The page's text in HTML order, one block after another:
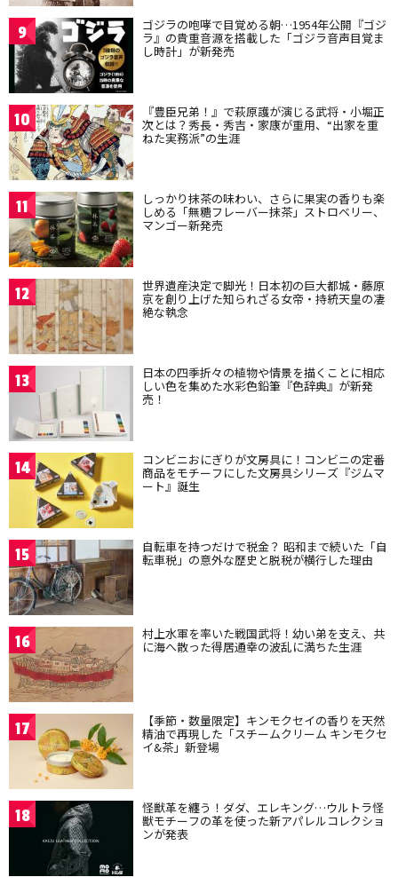
9 ゴジラの咆哮で目覚める朝…1954年公開『ゴジ
ラ』の貴重音源を搭載した「ゴジラ音声目覚ま
し時計」が新発売
10 『豊臣兄弟！』で萩原護が演じる武将・小堀正
次とは？秀長・秀吉・家康が重用、“出家を重
ねた実務派”の生涯
11 しっかり抹茶の味わい、さらに果実の香りも楽
しめる「無糖フレーバー抹茶」ストロベリー、
マンゴー新発売
12 世界遺産決定で脚光！日本初の巨大都城・藤原
京を創り上げた知られざる女帝・持統天皇の凄
絶な執念
13 日本の四季折々の植物や情景を描くことに相応
しい色を集めた水彩色鉛筆『色辞典』が新発
売！
14 コンビニおにぎりが文房具に！コンビニの定番
商品をモチーフにした文房具シリーズ『ジムマ
ート』誕生
15 自転車を持つだけで税金？ 昭和まで続いた「自
転車税」の意外な歴史と脱税が横行した理由
16 村上水軍を率いた戦国武将！幼い弟を支え、共
に海へ散った得居通幸の波乱に満ちた生涯
17 【季節・数量限定】キンモクセイの香りを天然
精油で再現した「スチームクリーム キンモクセ
イ&茶」新登場
18 怪獣革を纏う！ダダ、エレキング…ウルトラ怪
獣モチーフの革を使った新アパレルコレクショ
ンが発表